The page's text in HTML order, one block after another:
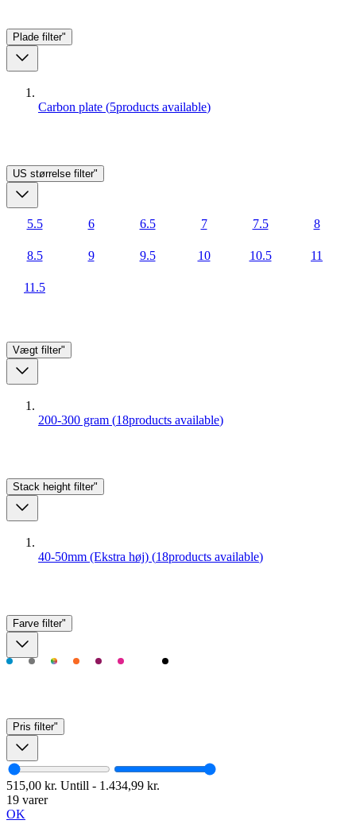
Plade filter"
Carbon plate (5products available)
US størrelse filter"
5.5 6 6.5 7 7.5 8
8.5 9 9.5 10 10.5 11
11.5
Vægt filter"
200-300 gram (18products available)
Stack height filter"
40-50mm (Ekstra høj) (18products available)
Farve filter"
Pris filter"
515,00 kr. Untill - 1.434,99 kr.
19 varer
OK